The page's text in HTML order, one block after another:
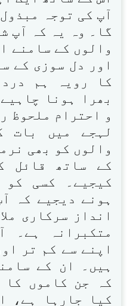
آپ کی توجہ
گا۔ وہ یہ کہ آپ
والوں کے سامنے
اور دل سوزی کے
کا رویہ ہم
بھرا ہونا
و احترام ملحوظ
لہجے میں بات
والوں کو بھی
کے ساتھ قائل
کیجیے۔ کسی
ہونے دیجیے کہ
انداز سرکاری
متکبرانہ ہے۔
اپنے سے کم تر
ہیں۔ ان کے
کہ جن کاموں کا
کیا جارہا ہے،